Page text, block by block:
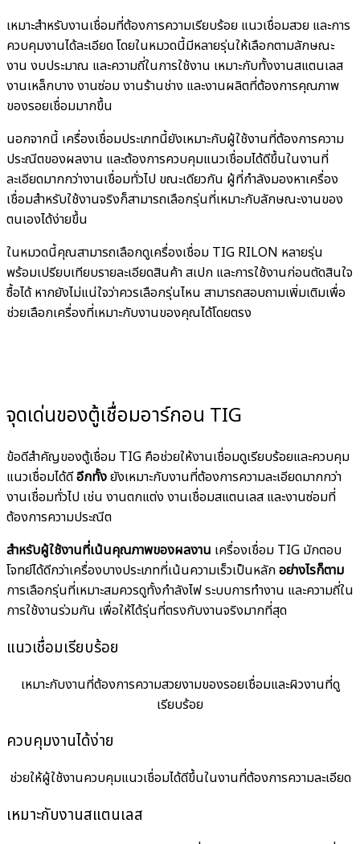
เหมาะสำหรับงานเชื่อมที่ต้องการความเรียบร้อย แนวเชื่อมสวย และการ
ควบคุมงานได้ละเอียด โดยในหมวดนี้มีหลายรุ่นให้เลือกตามลักษณะ
งาน งบประมาณ และความถี่ในการใช้งาน เหมาะกับทั้งงานสแตนเลส
งานเหล็กบาง งานซ่อม งานร้านช่าง และงานผลิตที่ต้องการคุณภาพ
ของรอยเชื่อมมากขึ้น
นอกจากนี้ เครื่องเชื่อมประเภทนี้ยังเหมาะกับผู้ใช้งานที่ต้องการความ
ประณีตของผลงาน และต้องการควบคุมแนวเชื่อมได้ดีขึ้นในงานที่
ละเอียดมากกว่างานเชื่อมทั่วไป ขณะเดียวกัน ผู้ที่กำลังมองหาเครื่อง
เชื่อมสำหรับใช้งานจริงก็สามารถเลือกรุ่นที่เหมาะกับลักษณะงานของ
ตนเองได้ง่ายขึ้น
ในหมวดนี้คุณสามารถเลือกดูเครื่องเชื่อม TIG RILON หลายรุ่น
พร้อมเปรียบเทียบรายละเอียดสินค้า สเปก และการใช้งานก่อนตัดสินใจ
ซื้อได้ หากยังไม่แน่ใจว่าควรเลือกรุ่นไหน สามารถสอบถามเพิ่มเติมเพื่อ
ช่วยเลือกเครื่องที่เหมาะกับงานของคุณได้โดยตรง
จุดเด่นของตู้เชื่อมอาร์กอน TIG
ข้อดีสำคัญของตู้เชื่อม TIG คือช่วยให้งานเชื่อมดูเรียบร้อยและควบคุม
แนวเชื่อมได้ดีอีกทั้งยังเหมาะกับงานที่ต้องการความละเอียดมากกว่า
งานเชื่อมทั่วไป เช่น งานตกแต่ง งานเชื่อมสแตนเลส และงานซ่อมที่
ต้องการความประณีต
สำหรับผู้ใช้งานที่เน้นคุณภาพของผลงาน เครื่องเชื่อม TIG มักตอบ
โจทย์ได้ดีกว่าเครื่องบางประเภทที่เน้นความเร็วเป็นหลักอย่างไรก็ตาม
การเลือกรุ่นที่เหมาะสมควรดูทั้งกำลังไฟ ระบบการทำงาน และความถี่ใน
การใช้งานร่วมกัน เพื่อให้ได้รุ่นที่ตรงกับงานจริงมากที่สุด
แนวเชื่อมเรียบร้อย
เหมาะกับงานที่ต้องการความสวยงามของรอยเชื่อมและผิวงานที่ดู
เรียบร้อย
ควบคุมงานได้ง่าย
ช่วยให้ผู้ใช้งานควบคุมแนวเชื่อมได้ดีขึ้นในงานที่ต้องการความละเอียด
เหมาะกับงานสแตนเลส